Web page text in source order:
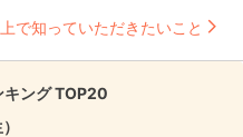
で知っていただきたいこと
キング TOP20